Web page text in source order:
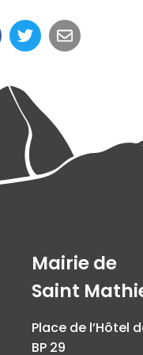
Mairie de
Saint
Place de l’Hôtel
BP 29